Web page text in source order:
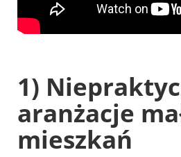
1)
aranżacje
mieszkań